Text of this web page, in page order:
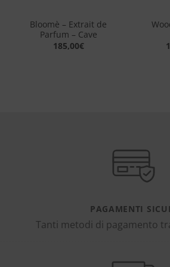
Bloomè – Extrait de
Parfum – Cave
185,00€
PAGAMENTI
Tanti metodi di pagamento